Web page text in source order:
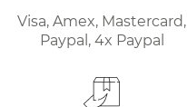
Visa, Amex, Mastercard,
Paypal, 4x Paypal